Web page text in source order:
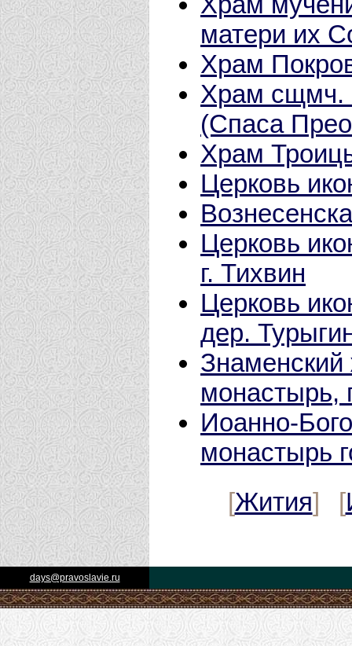
матери их
Храм
Храм сщмч.
(Спаса
Храм
Церковь
Церковь
г. Тихвин
Церковь
дер.
монастырь,
Иоанно-
монастырь
[Жития] [
days@pravoslavie.ru